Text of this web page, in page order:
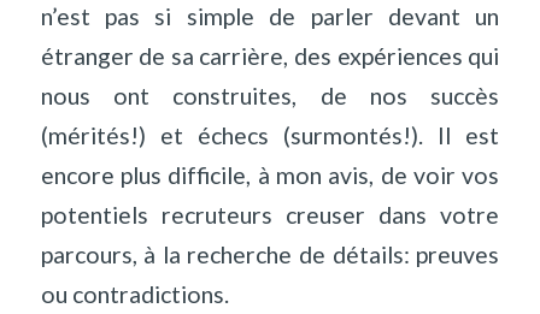
n’est pas si simple de parler devant un
étranger de sa carrière, des expériences qui
nous ont construites, de nos succès
(mérités!) et échecs (surmontés!). Il est
encore plus difficile, à mon avis, de voir vos
potentiels recruteurs creuser dans votre
parcours, à la recherche de détails: preuves
ou contradictions.